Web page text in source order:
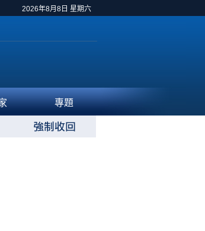
2026年8月8日 星期六
專題